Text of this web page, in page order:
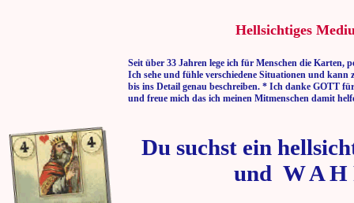
Hellsichtiges
Seit über 33 Jahren lege ich für Menschen die Karten,
Ich sehe und fühle verschiedene Situationen und kann
bis ins Detail genau beschreiben. * Ich danke GOTT
und freue mich das ich meinen Mitmenschen damit
Du suchst ein
und W A H